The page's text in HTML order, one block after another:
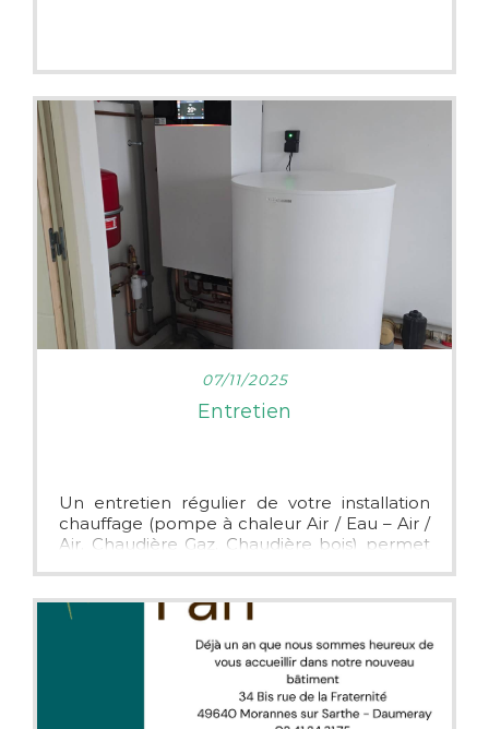
07/11/2025
Entretien
Un entretien régulier de votre installation
chauffage (pompe à chaleur Air / Eau – Air /
Air, Chaudière Gaz, Chaudière bois) permet
LIRE PLUS